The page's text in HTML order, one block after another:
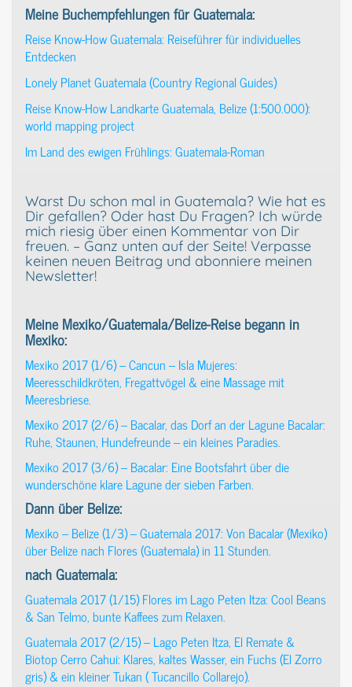
Meine Buchempfehlungen für Guatemala:
Reise Know-How Guatemala: Reiseführer für individuelles
Entdecken
Lonely Planet Guatemala (Country Regional Guides)
Reise Know-How Landkarte Guatemala, Belize (1:500.000):
world mapping project
Im Land des ewigen Frühlings: Guatemala-Roman
Warst Du schon mal in Guatemala? Wie hat es
Dir gefallen? Oder hast Du Fragen? Ich würde
mich riesig über einen Kommentar von Dir
freuen. – Ganz unten auf der Seite! Verpasse
keinen neuen Beitrag und abonniere meinen
Newsletter!
Meine Mexiko/Guatemala/Belize-Reise begann in
Mexiko:
Mexiko 2017 (1/6) – Cancun – Isla Mujeres:
Meeresschildkröten, Fregattvögel & eine Massage mit
Meeresbriese.
Mexiko 2017 (2/6) – Bacalar, das Dorf an der Lagune Bacalar:
Ruhe, Staunen, Hundefreunde – ein kleines Paradies.
Mexiko 2017 (3/6) – Bacalar: Eine Bootsfahrt über die
wunderschöne klare Lagune der sieben Farben.
Dann über Belize:
Mexiko – Belize (1/3) – Guatemala 2017: Von Bacalar (Mexiko)
über Belize nach Flores (Guatemala) in 11 Stunden.
nach Guatemala:
Guatemala 2017 (1/15) Flores im Lago Peten Itza: Cool Beans
& San Telmo, bunte Kaffees zum Relaxen.
Guatemala 2017 (2/15) – Lago Peten Itza, El Remate &
Biotop Cerro Cahui: Klares, kaltes Wasser, ein Fuchs (El Zorro
gris) & ein kleiner Tukan ( Tucancillo Collarejo).